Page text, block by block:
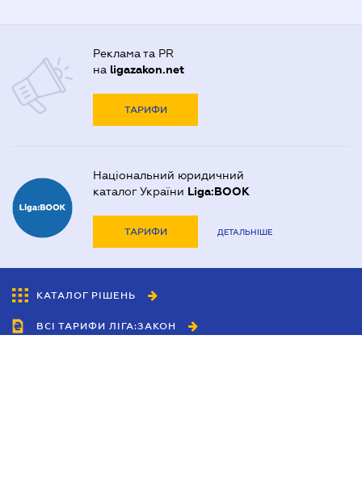
Реклама та PR
на ligazakon.net
ТАРИФИ
Національний юридичний
каталог України Liga:BOOK
ТАРИФИ ДЕТАЛЬНІШЕ
КАТАЛОГ РІШЕНЬ
ВСІ ТАРИФИ ЛІГА:ЗАКОН